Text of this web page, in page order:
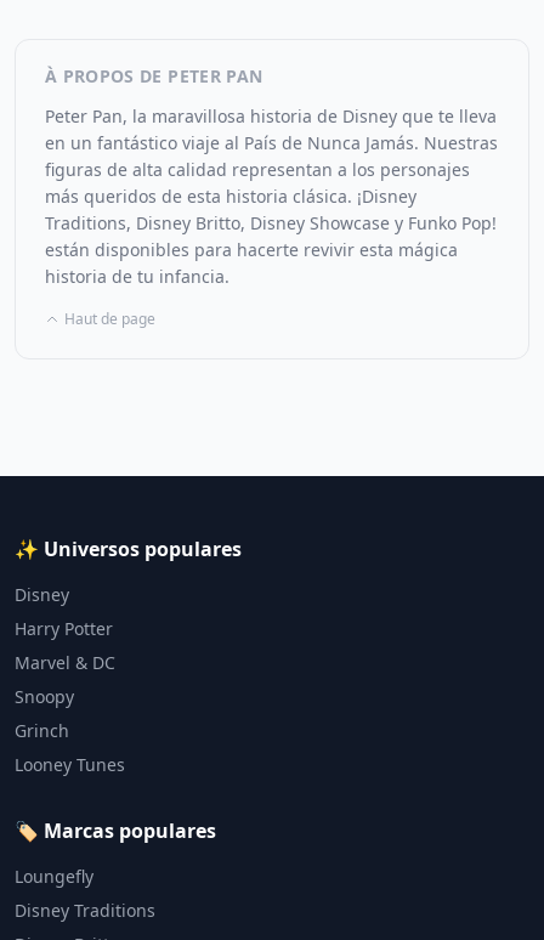
À PROPOS DE PETER PAN
Peter Pan, la maravillosa historia de Disney que te lleva
en un fantástico viaje al País de Nunca Jamás. Nuestras
figuras de alta calidad representan a los personajes
más queridos de esta historia clásica. ¡Disney
Traditions, Disney Britto, Disney Showcase y Funko Pop!
están disponibles para hacerte revivir esta mágica
historia de tu infancia.
Haut de page
✨ Universos populares
Disney
Harry Potter
Marvel & DC
Snoopy
Grinch
Looney Tunes
🏷️ Marcas populares
Loungefly
Disney Traditions